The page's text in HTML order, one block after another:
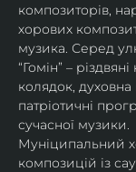
композиторів,
хорових
музика. Серед
“Гомін” –
колядок, духовна
патріотичні
сучасної музики.
Муніципальний
композицій із